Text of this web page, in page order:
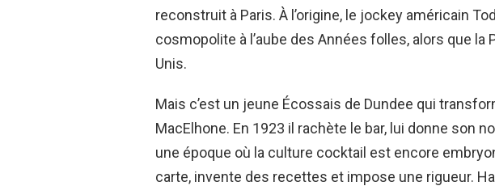
reconstruit à Paris. À l’origine, le jockey américain
cosmopolite à l’aube des Années folles, alors que la
Unis.
Mais c’est un jeune Écossais de Dundee qui
MacElhone. En 1923 il rachète le bar, lui donne son
une époque où la culture cocktail est encore
carte, invente des recettes et impose une rigueur.